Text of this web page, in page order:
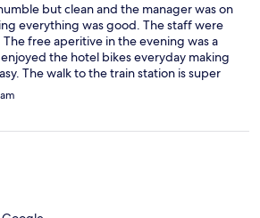
but clean and the manager was on
everything was good. The staff were
free aperitive in the evening was a
the hotel bikes everyday making
The walk to the train station is super
We'd come back if the opportunity